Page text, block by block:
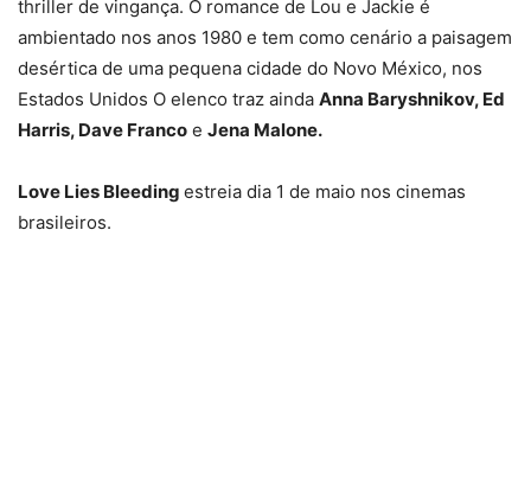
thriller de vingança. O romance de Lou e Jackie é
ambientado nos anos 1980 e tem como cenário a paisagem
desértica de uma pequena cidade do Novo México, nos
Estados Unidos O elenco traz ainda Anna Baryshnikov, Ed
Harris, Dave Franco e Jena Malone.
Love Lies Bleeding estreia dia 1 de maio nos cinemas
brasileiros.